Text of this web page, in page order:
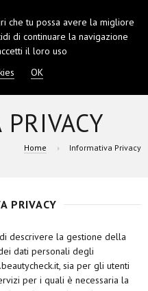
Home Informativa Privacy
PRIVACY
descrivere la gestione della
dati personali degli
sia per gli utenti
per i quali è necessaria la
che tu possa avere la migliore
di continuare la navigazione
il loro uso
OK